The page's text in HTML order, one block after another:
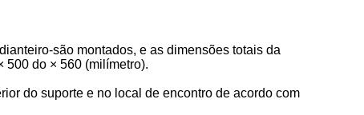
são montados, e as dimensões totais da
500 do × 560 (milímetro).
do suporte e no local de encontro de acordo com